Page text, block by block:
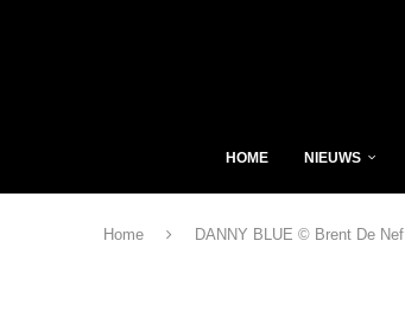
HOME NIEUWS
Home DANNY BLUE © Brent De Nef